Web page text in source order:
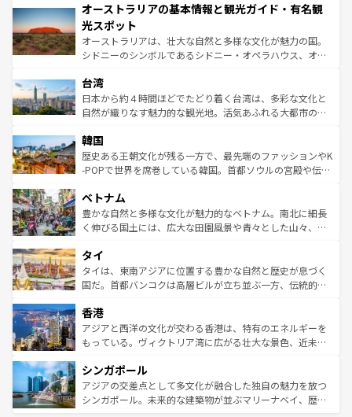
部のニューオーリンズでは、音楽と美食が融合した独特の
文化が魅力。旅行者はアメリカの各地域で異なる魅力を楽
しみながら、その多様性と豊かな歴史を感じることができ
るだろう。車でのロードトリップや列車の旅も、アメリカ
情報は
ワイ島は見逃せない。また、定番の観光地といえばオアフ
島だが、静かな自然を求めるならマウイ島やカウアイ島が
おすすめ。エメラルドグリーンに輝く海をはじめ、豊かな
文化や歴史が息づいている。「アロハスピリット」と呼ば
人々、おいしいローカルフードやハワイアンミュージッ
ク、伝統的なフラダンスなど、すべてがハワイの魅力を彩
っている。訪れるたびに新しい発見と感動が待っているハ
はコンテンツ一覧
オーストラリアの基本情報と観光ガイド・有名観
光スポット
オーストラリアは、壮大な自然と多様な文化が魅力の国。
シドニーのシンボルであるシドニー・オペラハウス、オー
リアリーフや大陸中央部にそびえるウルル（エアーズロッ
ク）、タスマニアの美しい原生林やケアンズの熱帯雨林な
ど、見どころがたくさん。また、カフェやワイン、オージ
いる。アクティビティも充実しており、サーフィンやダイ
ビング、ハイキングなど、アウトドア好きにはたまらな
い。オーストラリアの多彩な魅力を存分に味わいつくそ
参照してほしい。
台湾
日本から約４時間ほどでたどり着く台湾は、多彩な文化と
自然が織りなす魅力的な観光地。活気あふれる大都市の台
ン）、静ひつな山岳地帯である台湾東部など、都市の喧騒
と山間の静けさが共存しており、訪れる人に新しい発見と
驚きをもたらしてくれる。また、奥深い台湾の食文化も魅
容にもいいと評判のスイーツなど、バラエティ豊かな料理
が味わえる。 なお、新着の台湾情報は コンテンツ一覧を参
照してほしい。
韓国
歴史ある王朝文化が残る一方で、最先端のファッションやK
-POPで世界を席巻している韓国。首都ソウルの宮殿や伝統
き、地方に足を延ばせば四季折々の自然美を楽しむことが
できる。そして、キムチや焼肉、絶品のストリートフード
まで、さまざまな韓国料理が待っている。夜には、韓国な
リティに包まれながら、韓国の多彩な魅力を心ゆくまで味
わってみてほしい。 なお、新着の韓国情報はコンテンツ一
覧を参照してほしい。
ベトナム
豊かな自然と多様な文化が魅力的なベトナム。南北に細長
く伸びる国土には、広大な田園風景や青々とした山々、世
急速な発展と共に伝統が息づく。ハノイの古い町並みやホ
ーチミン市のフランス統治時代の建物も、独特の雰囲気を
醸し出している。また、バラエティの豊かさとおいしさで
とつ。フォーやバインミー、ベトナムコーヒーなどは、ぜ
ひ現地で味わいたい。どの地域を訪れてもあたたかい人々
が旅行者を迎えてくれるので、きっと忘れられない旅にな
参照してほしい。
タイ
タイは、東南アジアに位置する豊かな自然と歴史が息づく
国だ。首都バンコクは高層ビルが立ち並ぶ一方、伝統的な
の活気が交差している。北部ではチェンマイなどの山岳地
帯で自然と触れ合い、南部ではプーケットやクラビの美し
いビーチでリゾート気分を楽しむことができる。タイ料理
激する。気候は一年中温暖で、どの季節にも異なる楽しみ
が待っている。親しみやすいタイの人々、仏教を中心とし
た文化、そして多様な観光資源が、訪れる旅人を魅了し続
香港
アジアと西洋の文化が交わる香港は、特有のエネルギーを
もっている。ヴィクトリア湾に広がる壮大な景色、近未来
み、どこを訪れても感動するはず。観光スポットが密集し
ており、効率よく見どころを回れるのも魅力。息をのむよ
うな絶景から文化的な体験まで、香港を存分に楽しみ尽く
シンガポール
アジアの交差点として多文化が融合した独自の魅力を放つ
シンガポール。未来的な建築物が並ぶマリーナベイ、歴史